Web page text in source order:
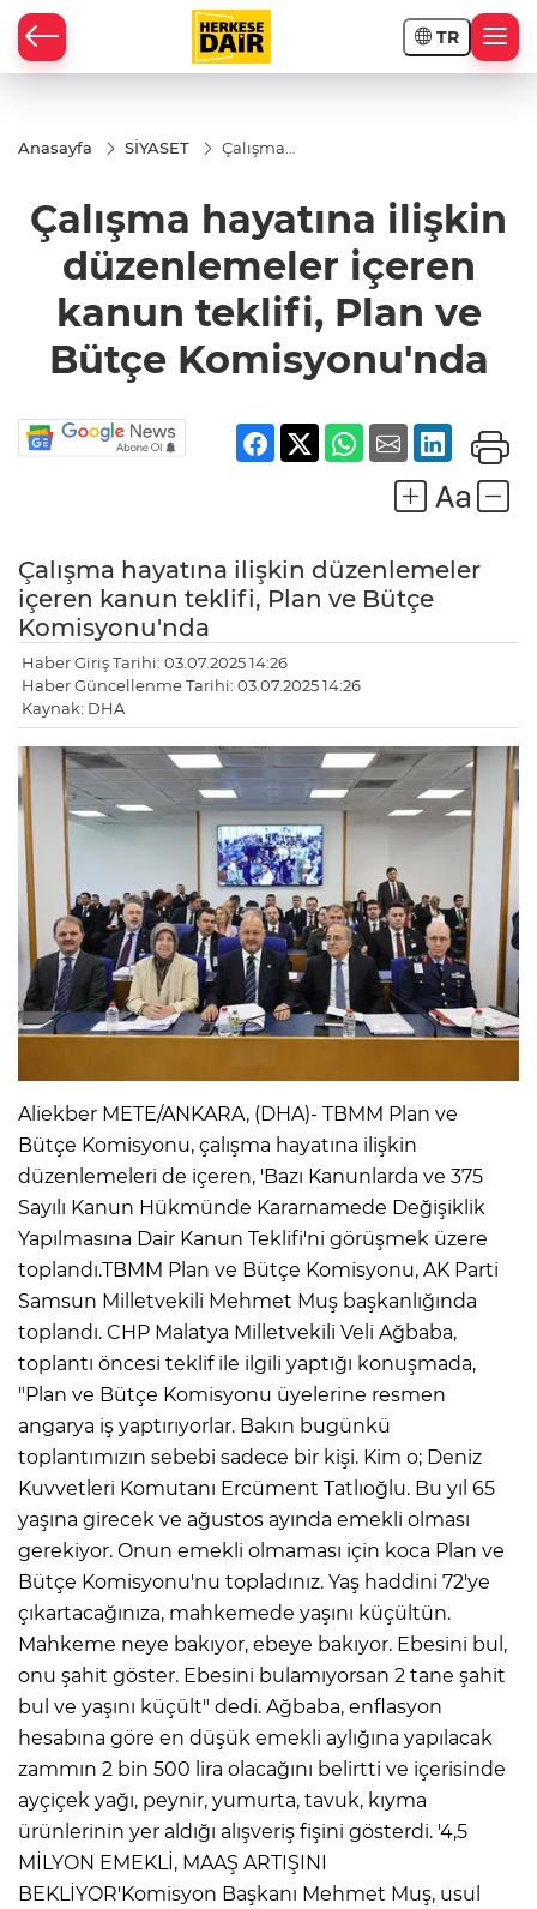
TR
Anasayfa SİYASET
Çalışma
içeren kanun
teklifi, Plan ve
Bütçe
Komisyonu'nda
Çalışma hayatına ilişkin
düzenlemeler içeren
kanun teklifi, Plan ve
Bütçe Komisyonu'nda
Çalışma hayatına ilişkin düzenlemeler
içeren kanun teklifi, Plan ve Bütçe
Komisyonu'nda
Haber Giriş Tarihi: 03.07.2025 14:26
Haber Güncellenme Tarihi: 03.07.2025 14:26
Kaynak: DHA
Aliekber METE/ANKARA, (DHA)- TBMM Plan ve
Bütçe Komisyonu, çalışma hayatına ilişkin
düzenlemeleri de içeren, 'Bazı Kanunlarda ve 375
Sayılı Kanun Hükmünde Kararnamede Değişiklik
Yapılmasına Dair Kanun Teklifi'ni görüşmek üzere
toplandı.TBMM Plan ve Bütçe Komisyonu, AK Parti
Samsun Milletvekili Mehmet Muş başkanlığında
toplandı. CHP Malatya Milletvekili Veli Ağbaba,
toplantı öncesi teklif ile ilgili yaptığı konuşmada,
"Plan ve Bütçe Komisyonu üyelerine resmen
angarya iş yaptırıyorlar. Bakın bugünkü
toplantımızın sebebi sadece bir kişi. Kim o; Deniz
Kuvvetleri Komutanı Ercüment Tatlıoğlu. Bu yıl 65
yaşına girecek ve ağustos ayında emekli olması
gerekiyor. Onun emekli olmaması için koca Plan ve
Bütçe Komisyonu'nu topladınız. Yaş haddini 72'ye
çıkartacağınıza, mahkemede yaşını küçültün.
Mahkeme neye bakıyor, ebeye bakıyor. Ebesini bul,
onu şahit göster. Ebesini bulamıyorsan 2 tane şahit
bul ve yaşını küçült" dedi. Ağbaba, enflasyon
hesabına göre en düşük emekli aylığına yapılacak
zammın 2 bin 500 lira olacağını belirtti ve içerisinde
ayçiçek yağı, peynir, yumurta, tavuk, kıyma
ürünlerinin yer aldığı alışveriş fişini gösterdi. '4,5
MİLYON EMEKLİ, MAAŞ ARTIŞINI
BEKLİYOR'Komisyon Başkanı Mehmet Muş, usul